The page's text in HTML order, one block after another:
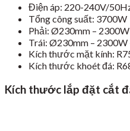
Điện áp: 220-240V/
Tổng công suất: 3700W
Phải: Ø230mm – 2300W
Trái: Ø230mm –
Kích thước mặt kính:
Kích thước khoét đá:
Kích thước lắp đặt cắt